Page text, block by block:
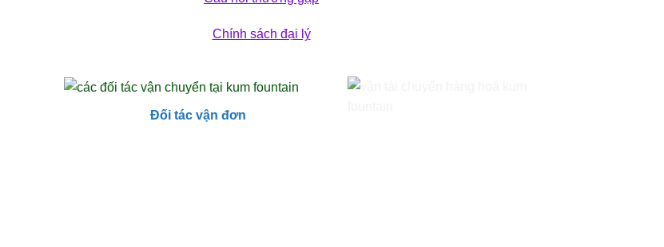
Chính sách đại lý
Đối tác vận đơn